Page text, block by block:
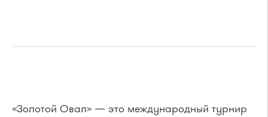
«Золотой Овал» — это международный турнир